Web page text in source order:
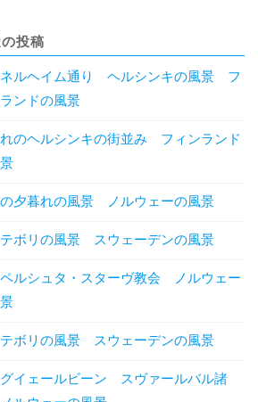
投稿
ルヘイム通り ヘルシンキの風景 フ
ンドの風景
のヘルシンキの街並み フィンランド
夕暮れの風景 ノルウェーの風景
ボリの風景 スウェーデンの風景
ルシュタ・スターヴ教会 ノルウェー
ボリの風景 スウェーデンの風景
イェールビーン スヴァールバル諸